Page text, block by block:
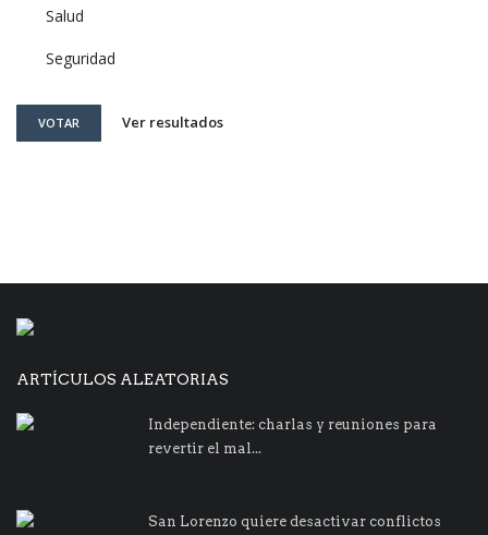
Salud
Seguridad
VOTAR Ver resultados
ARTÍCULOS ALEATORIAS
Independiente: charlas y reuniones para
revertir el mal...
San Lorenzo quiere desactivar conflictos